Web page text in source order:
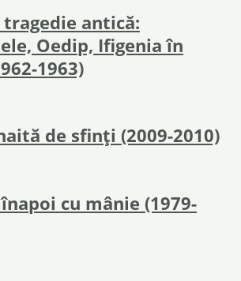
tragedie antică:
Oedip, Ifigenia în
1963)
de sfinţi (2009-2010)
cu mânie (1979-